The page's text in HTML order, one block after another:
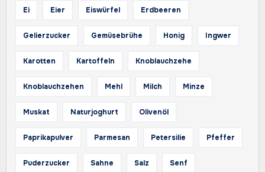
Ei Eier Eiswürfel Erdbeeren
Gelierzucker Gemüsebrühe Honig Ingwer
Karotten Kartoffeln Knoblauchzehe
Knoblauchzehen Mehl Milch Minze
Muskat Naturjoghurt Olivenöl
Paprikapulver Parmesan Petersilie Pfeffer
Puderzucker Sahne Salz Senf